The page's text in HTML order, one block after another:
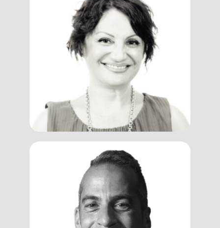
Franca
Panfili
Trainer, Coach
Gianni
Carchiolo